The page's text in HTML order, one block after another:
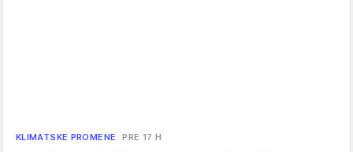
KLIMATSKE PROMENE PRE 17 H